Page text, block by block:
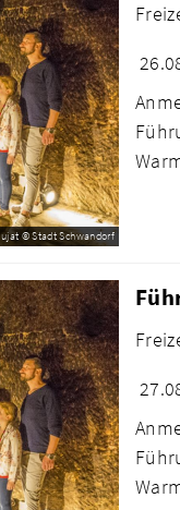
© Stadt Schwandorf